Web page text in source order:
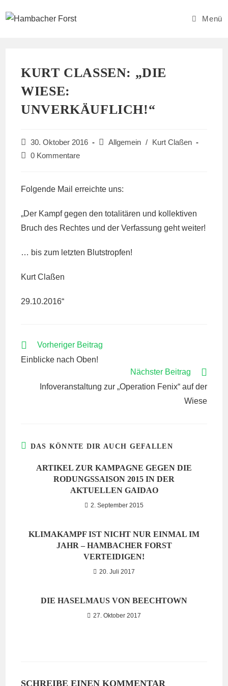
Inhalt
Menü
KURT CLASSEN: „DIE W
IESE:
UNVERKÄUFLICH!“
Beitrag
veröffentlicht:
30. Oktober 2016
Beitrags-
Allgemein /
Kurt Claßen
Beitrags-
0 Kommentare
Folgende Mail erreichte uns:
„Der Kampf gegen den totalitären und kollektiven
Bruch des Rechtes und der Verfassung geht weiter!
… bis zum letzten Blutstropfen!
Kurt Claßen
29.10.2016“
WEITERE
ANSEHEN
Vorheriger Beitrag
Einblicke nach Oben!
Nächster Beitrag
Infoveranstaltung zur „Operation Fenix“ auf der
Wiese
DAS KÖNNTE DIR AUCH GEFALLEN
ARTIKEL ZUR KAMPAGNE GEGEN DIE
RODUNGSSAISON 2015 IN DER
AKTUELLEN GAIDAO
2. September 2015
KLIMAKAMPF IST NICHT NUR EINMAL IM
JAHR – HAMBACHER FORST
VERTEIDIGEN!
20. Juli 2017
DIE HASELMAUS VON BEECHTOWN
27. Oktober 2017
SCHREIBE EINEN KOMMENTAR